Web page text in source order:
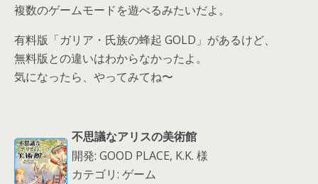
複数のゲームモードを遊べるみたいだよ。
有料版「ガリア・氏族の蜂起 GOLD」があるけど、
無料版との違いはわからなかったよ。
気になったら、やってみてね〜
不思議なアリスの美術館
開発: GOOD PLACE, K.K. 様
カテゴリ: ゲーム